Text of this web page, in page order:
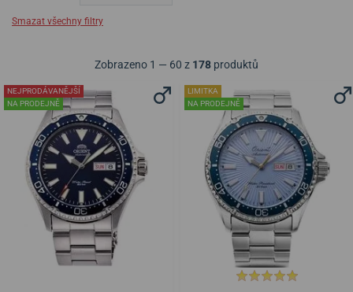
Smazat všechny filtry
Zobrazeno 1 — 60 z 178 produktů
NEJPRODÁVANĚJŠÍ
NA PRODEJNĚ
LIMITKA
NA PRODEJNĚ